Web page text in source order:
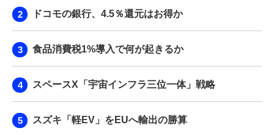
BPaaS JOURNAL
ドコモの銀行、4.5％還元はお得か
食品消費税1%導入で何が起きるか
スペースX「宇宙インフラ三位一体」戦略
スズキ「軽EV」をEUへ輸出の勝算